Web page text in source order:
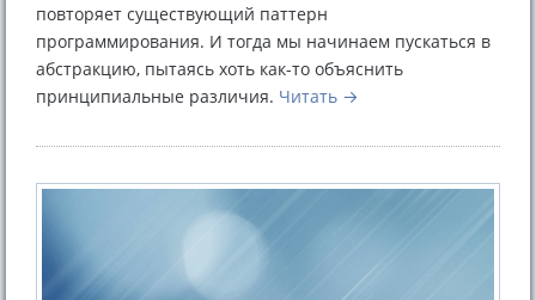
повторяет существующий паттерн
программирования. И тогда мы начинаем пускаться в
абстракцию, пытаясь хоть как-то объяснить
принципиальные различия. Читать